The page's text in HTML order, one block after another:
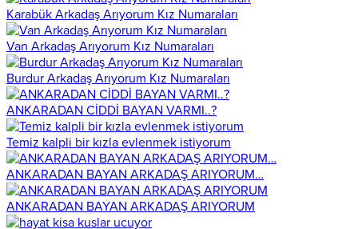
Karabük Arkadaş Arıyorum Kız Numaraları
Van Arkadaş Arıyorum Kız Numaraları
Burdur Arkadaş Arıyorum Kız Numaraları
ANKARADAN CİDDİ BAYAN VARMI..?
Temiz kalpli bir kızla evlenmek istiyorum
ANKARADAN BAYAN ARKADAŞ ARIYORUM…
ANKARADAN BAYAN ARKADAŞ ARIYORUM